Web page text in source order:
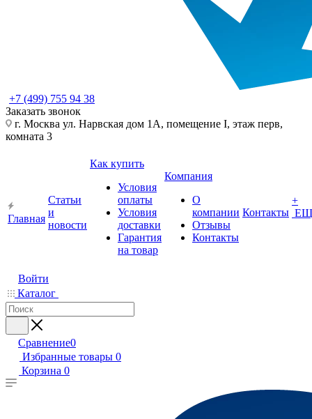
+7 (499) 755 94 38
Заказать звонок
г. Москва ул. Нарвская дом 1А, помещение I, этаж перв,
комната 3
Главная
Статьи
и
новости
Как купить
Условия
оплаты
Условия
доставки
Гарантия
на товар
Компания
О
компании
Отзывы
Контакты
Контакты
+
Войти
Каталог
Сравнение0
Избранные товары 0
Корзина 0